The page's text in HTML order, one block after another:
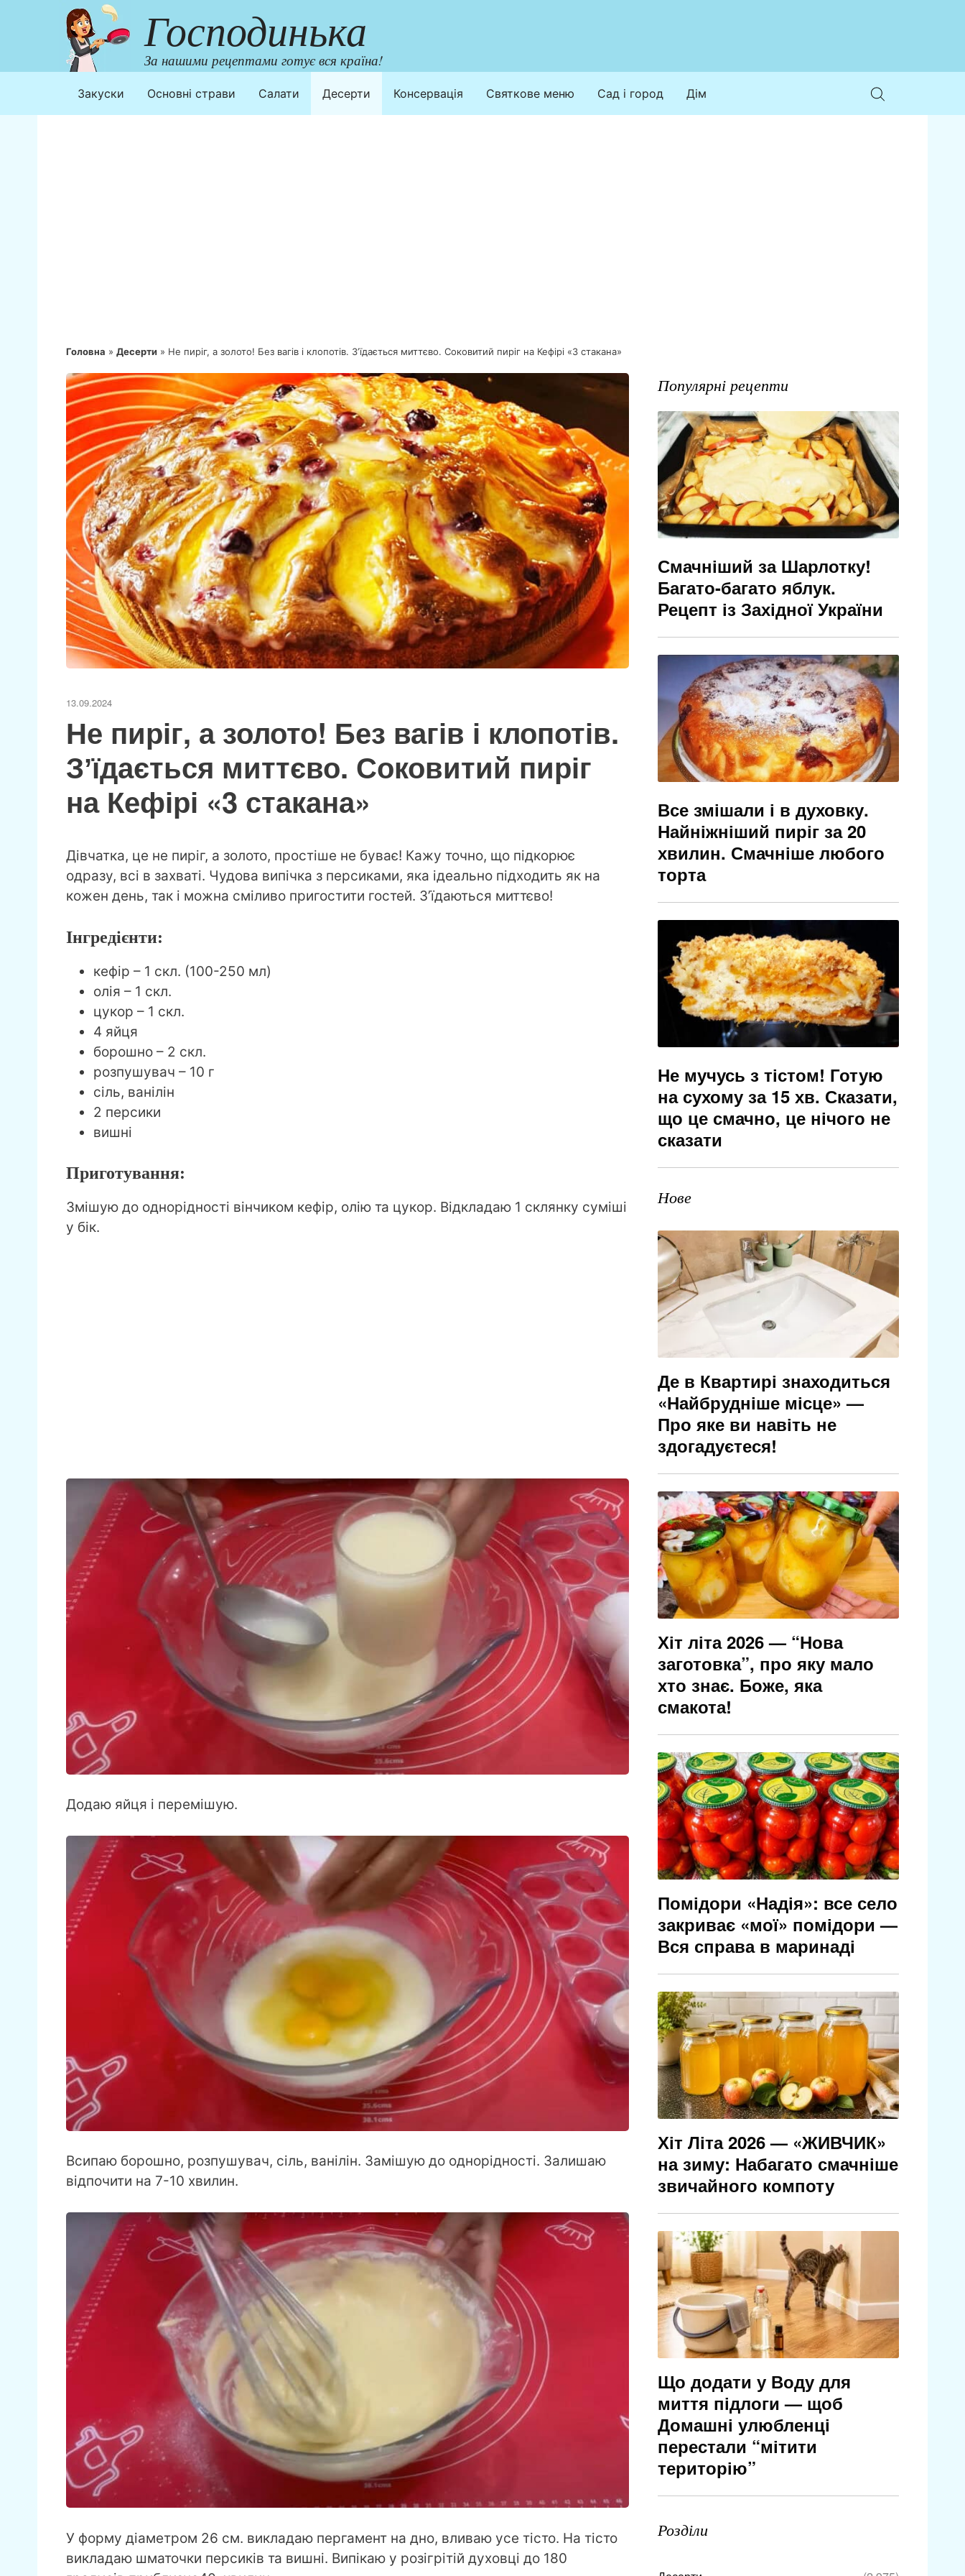
Господинька
За нашими рецептами готує вся країна!
Закуски Основні страви Салати Десерти Консервація Святкове меню Сад і город Дім
Головна » Десерти » Не пиріг, а золото! Без вагів і клопотів. Зʼїдається миттєво. Соковитий пиріг на Кефірі «3 стакана»
13.09.2024
Не пиріг, а золото! Без вагів і клопотів.
Зʼїдається миттєво. Соковитий пиріг
на Кефірі «3 стакана»
Дівчатка, це не пиріг, а золото, простіше не буває! Кажу точно, що підкорює
одразу, всі в захваті. Чудова випічка з персиками, яка ідеально підходить як на
кожен день, так і можна сміливо пригостити гостей. З’їдаються миттєво!
Інгредієнти:
кефір – 1 скл. (100-250 мл)
олія – 1 скл.
цукор – 1 скл.
4 яйця
борошно – 2 скл.
розпушувач – 10 г
сіль, ванілін
2 персики
вишні
Приготування:
Змішую до однорідності вінчиком кефір, олію та цукор. Відкладаю 1 склянку суміші
у бік.
Додаю яйця і перемішую.
Всипаю борошно, розпушувач, сіль, ванілін. Замішую до однорідності. Залишаю
відпочити на 7-10 хвилин.
У форму діаметром 26 см. викладаю пергамент на дно, вливаю усе тісто. На тісто
викладаю шматочки персиків та вишні. Випікаю у розігрітій духовці до 180
Популярні рецепти
Смачніший за Шарлотку!
Багато-багато яблук.
Рецепт із Західної України
Все змішали і в духовку.
Найніжніший пиріг за 20
хвилин. Смачніше любого
торта
Не мучусь з тістом! Готую
на сухому за 15 хв. Сказати,
що це смачно, це нічого не
сказати
Нове
Де в Квартирі знаходиться
«Найбрудніше місце» —
Про яке ви навіть не
здогадуєтеся!
Хіт літа 2026 — “Нова
заготовка”, про яку мало
хто знає. Боже, яка
смакота!
Помідори «Надія»: все село
закриває «мої» помідори —
Вся справа в маринаді
Хіт Літа 2026 — «ЖИВЧИК»
на зиму: Набагато смачніше
звичайного компоту
Що додати у Воду для
миття підлоги — щоб
Домашні улюбленці
перестали “мітити
територію”
Розділи